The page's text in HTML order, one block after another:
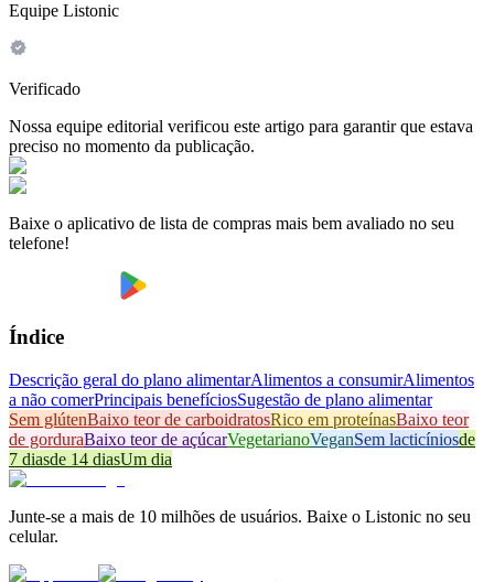
Equipe Listonic
Verificado
Nossa equipe editorial verificou este artigo para garantir que estava
preciso no momento da publicação.
Baixe o aplicativo de lista de compras mais bem avaliado no seu
telefone!
Índice
Descrição geral do plano alimentarAlimentos a consumirAlimentos
a não comerPrincipais benefíciosSugestão de plano alimentar
Sem glútenBaixo teor de carboidratosRico em proteínasBaixo teor
de gorduraBaixo teor de açúcarVegetarianoVeganSem lacticíniosde
7 diasde 14 diasUm dia
Junte-se a mais de 10 milhões de usuários. Baixe o Listonic no seu
celular.